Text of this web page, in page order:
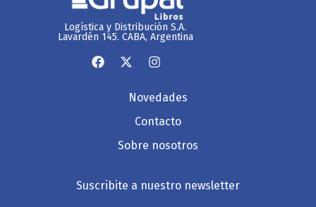
Logística y Distribución S.A.
Lavardén 145. CABA, Argentina
Novedades
Contacto
Sobre nosotros
Suscribite a nuestro newsletter